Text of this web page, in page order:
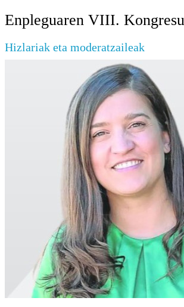
Enpleguaren VIII.
Hizlariak eta moderatzaileak